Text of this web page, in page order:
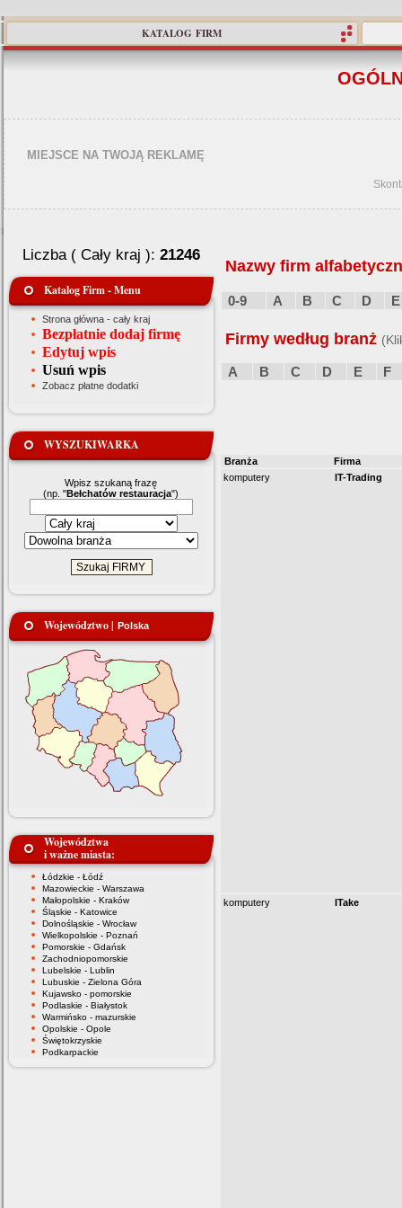
KATALOG FIRM
MIEJSCE NA TWOJĄ REKLAMĘ
Liczba ( Cały kraj ): 21246
Katalog Firm - Menu
Strona główna - cały kraj
Bezpłatnie dodaj firmę
Edytuj wpis
Usuń wpis
Zobacz płatne dodatki
WYSZUKIWARKA
Wpisz szukaną frazę
(np. "Bełchatów restauracja")
Województwo | Polska
Województwa
i ważne miasta:
Łódzkie - Łódź
Mazowieckie - Warszawa
Małopolskie - Kraków
Śląskie - Katowice
Dolnośląskie - Wrocław
Wielkopolskie - Poznań
Pomorskie - Gdańsk
Zachodniopomorskie
Lubelskie - Lublin
Lubuskie - Zielona Góra
Kujawsko - pomorskie
Podlaskie - Białystok
Warmińsko - mazurskie
Opolskie - Opole
Świętokrzyskie
Podkarpackie
Nazwy firm
0-9 A B C D E
Firmy według branż
A B C D E F
Branża
Firma
komputery
IT-Trading
komputery ITake